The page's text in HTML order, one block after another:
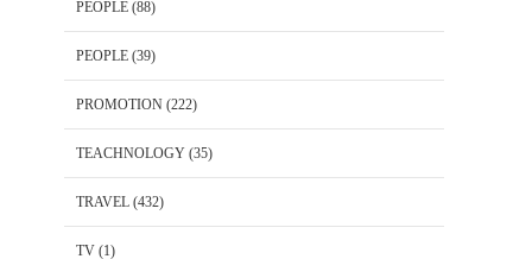
PEOPLE (88)
PEOPLE (39)
PROMOTION (222)
TEACHNOLOGY (35)
TRAVEL (432)
TV (1)